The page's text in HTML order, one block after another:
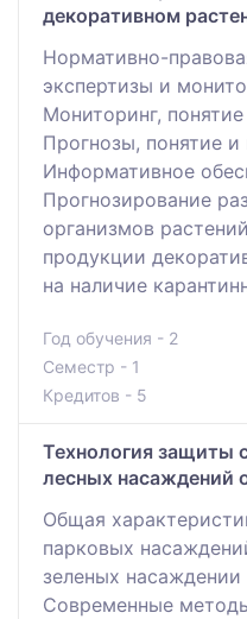
декоративном
Нормативно-
экспертизы и
Мониторинг,
Прогнозы, понятие и
Информативное
Прогнозирование
организмов
продукции
на наличие
Год обучения - 2
Семестр - 1
Кредитов - 5
Технология защиты
лесных насаждений
Общая
парковых
зеленых
Современные